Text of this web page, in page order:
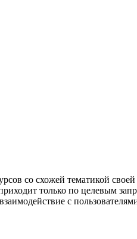
со схожей тематикой
только по целевым
с